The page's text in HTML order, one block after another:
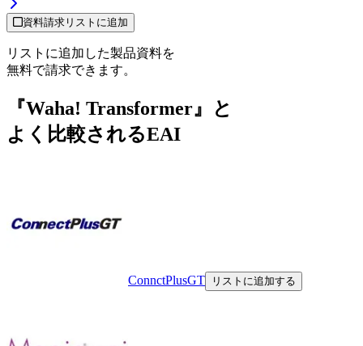
資料請求リストに追加
リストに追加した製品資料を
無料で請求できます。
『Waha! Transformer』と
よく比較されるEAI
ConnctPlusGT リストに追加する